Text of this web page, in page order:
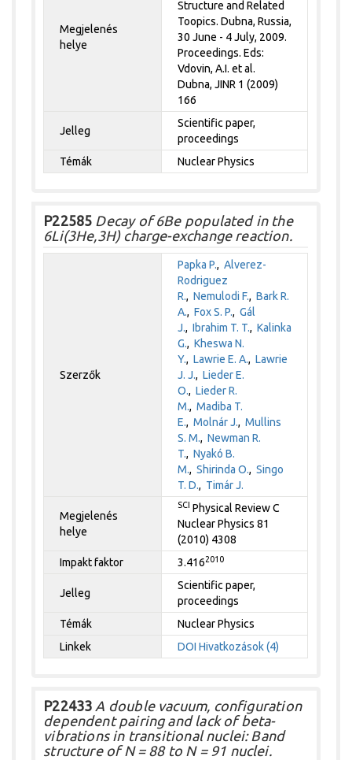
Megjelenés
helye
Structure and Related
Toopics. Dubna, Russia,
30 June - 4 July, 2009.
Proceedings. Eds:
Vdovin, A.I. et al.
Dubna, JINR 1 (2009)
166
Jelleg
Scientific paper,
proceedings
Témák
Nuclear Physics
P22585 Decay of 6Be populated in the
6Li(3He,3H) charge-exchange reaction.
Szerzők
Papka P.,Alverez-
Rodriguez
R.,Nemulodi F.,Bark R.
A.,Fox S. P.,Gál
J.,Ibrahim T. T.,Kalinka
G.,Kheswa N.
Y.,Lawrie E. A.,Lawrie
J. J.,Lieder E.
O.,Lieder R.
M.,Madiba T.
E.,Molnár J.,Mullins
S. M.,Newman R.
T.,Nyakó B.
M.,Shirinda O.,Singo
T. D., Timár J.
Megjelenés
helye
SCI Physical Review C
Nuclear Physics 81
(2010) 4308
Impakt faktor
3.4162010
Jelleg
Scientific paper,
proceedings
Témák
Nuclear Physics
Linkek
DOI Hivatkozások (4)
P22433 A double vacuum, configuration
dependent pairing and lack of beta-
vibrations in transitional nuclei: Band
structure of N = 88 to N = 91 nuclei.